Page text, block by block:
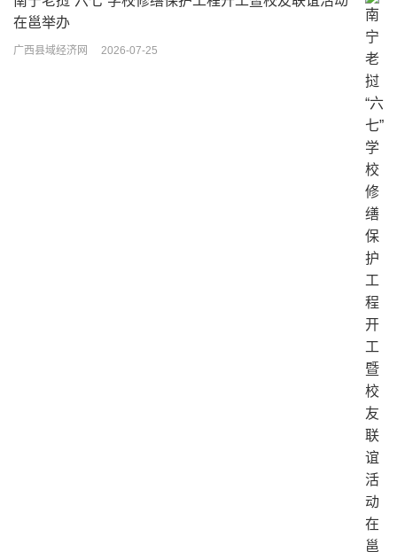
在邕举办
广西县域经济网 2026-07-25